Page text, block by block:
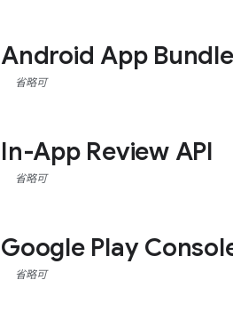
Android App
省略可
In-App Review API
省略可
Google Play
省略可